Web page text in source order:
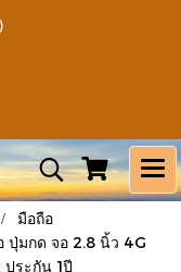
มือถือ
ปุ่มกด จอ 2.8 นิ้ว 4G
ระกัน 1ปี